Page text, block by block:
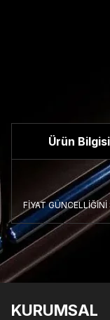
Ürün Bilgisi
FİYAT
Bu ürünün fiyat
Görüş ve
Ürün
KURUMSAL